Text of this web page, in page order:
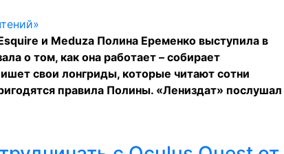
и Meduza Полина Еременко выступила в
о том, как она работает – собирает
свои лонгриды, которые читают сотни
правила Полины. «Лениздат» послушал